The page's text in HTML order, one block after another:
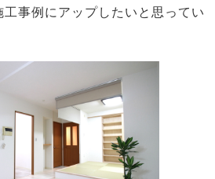
事例にアップしたいと思ってい